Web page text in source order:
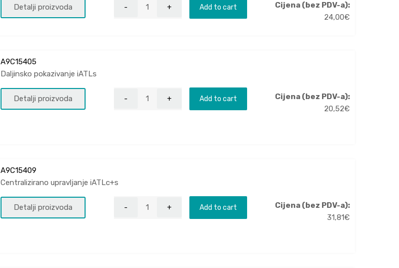
Detalji proizvoda Add to cart
Cijena (bez PDV-a):
24,00€
A9C15405
Daljinsko pokazivanje iATLs
Detalji proizvoda Add to cart
Cijena (bez PDV-a):
20,52€
A9C15409
Centralizirano upravljanje iATLc+s
Detalji proizvoda Add to cart
Cijena (bez PDV-a):
31,81€